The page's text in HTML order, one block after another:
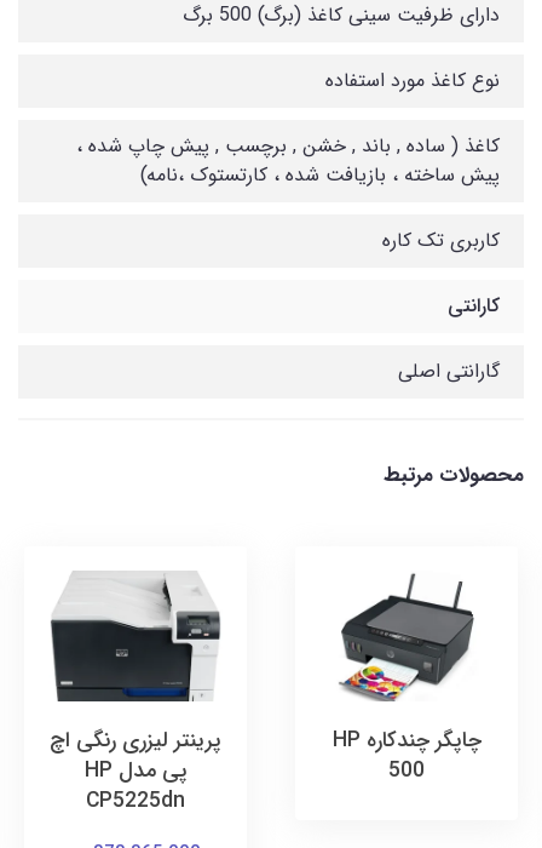
دارای ظرفیت سینی کاغذ (برگ) 500 برگ
نوع کاغذ مورد استفاده
کاغذ ( ساده , باند , خشن , برچسب , پیش چاپ شده ،
پیش ساخته ، بازیافت شده ، کارتستوک ،نامه)
کاربری تک کاره
کارانتی
گارانتی اصلی
محصولات مرتبط
چاپگر چندکاره HP
500
پرینتر لیزری رنگی اچ
پی مدل HP
CP5225dn